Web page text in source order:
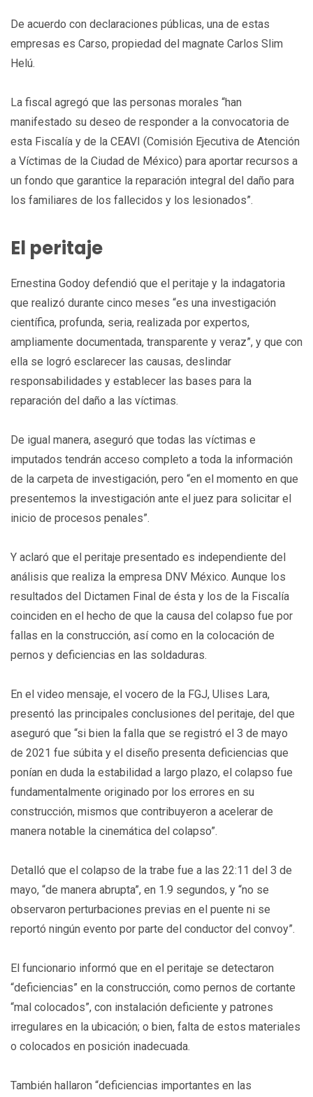
De acuerdo con declaraciones públicas, una de estas
empresas es Carso, propiedad del magnate Carlos Slim
Helú.
La fiscal agregó que las personas morales “han
manifestado su deseo de responder a la convocatoria de
esta Fiscalía y de la CEAVI (Comisión Ejecutiva de Atención
a Víctimas de la Ciudad de México) para aportar recursos a
un fondo que garantice la reparación integral del daño para
los familiares de los fallecidos y los lesionados”.
El peritaje
Ernestina Godoy defendió que el peritaje y la indagatoria
que realizó durante cinco meses “es una investigación
científica, profunda, seria, realizada por expertos,
ampliamente documentada, transparente y veraz”, y que con
ella se logró esclarecer las causas, deslindar
responsabilidades y establecer las bases para la
reparación del daño a las víctimas.
De igual manera, aseguró que todas las víctimas e
imputados tendrán acceso completo a toda la información
de la carpeta de investigación, pero “en el momento en que
presentemos la investigación ante el juez para solicitar el
inicio de procesos penales”.
Y aclaró que el peritaje presentado es independiente del
análisis que realiza la empresa DNV México. Aunque los
resultados del Dictamen Final de ésta y los de la Fiscalía
coinciden en el hecho de que la causa del colapso fue por
fallas en la construcción, así como en la colocación de
pernos y deficiencias en las soldaduras.
En el video mensaje, el vocero de la FGJ, Ulises Lara,
presentó las principales conclusiones del peritaje, del que
aseguró que “si bien la falla que se registró el 3 de mayo
de 2021 fue súbita y el diseño presenta deficiencias que
ponían en duda la estabilidad a largo plazo, el colapso fue
fundamentalmente originado por los errores en su
construcción, mismos que contribuyeron a acelerar de
manera notable la cinemática del colapso”.
Detalló que el colapso de la trabe fue a las 22:11 del 3 de
mayo, “de manera abrupta”, en 1.9 segundos, y “no se
observaron perturbaciones previas en el puente ni se
reportó ningún evento por parte del conductor del convoy”.
El funcionario informó que en el peritaje se detectaron
“deficiencias” en la construcción, como pernos de cortante
“mal colocados”, con instalación deficiente y patrones
irregulares en la ubicación; o bien, falta de estos materiales
o colocados en posición inadecuada.
También hallaron “deficiencias importantes en las